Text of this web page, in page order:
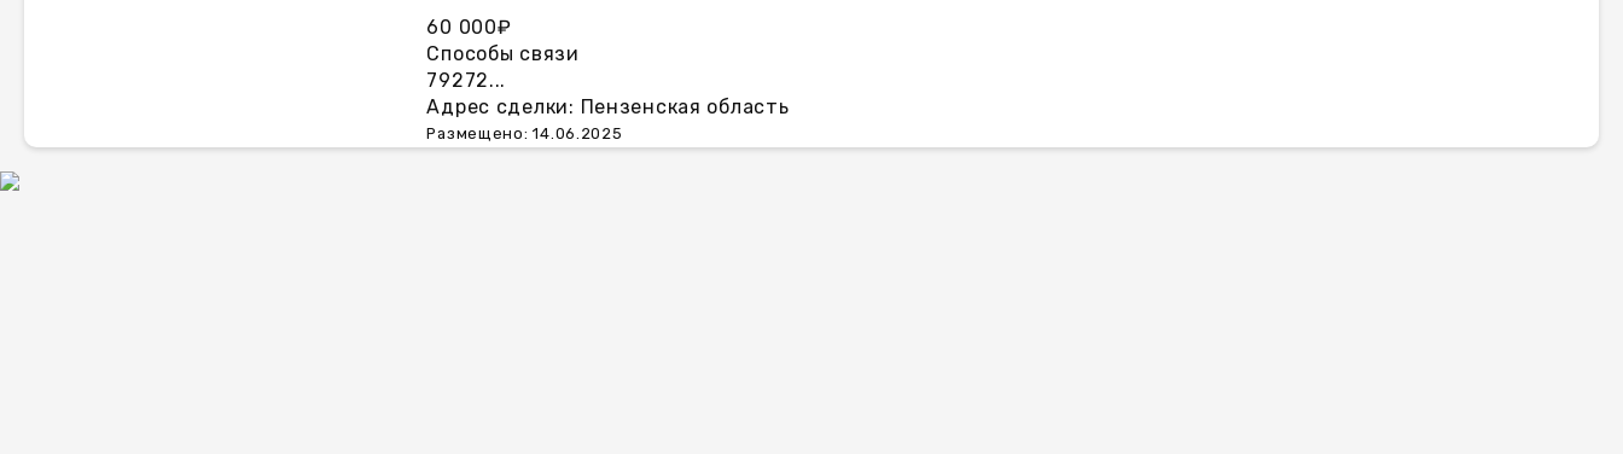
60 000₽
Способы связи
79272...
Адрес сделки: Пензенская область
Размещено: 14.06.2025